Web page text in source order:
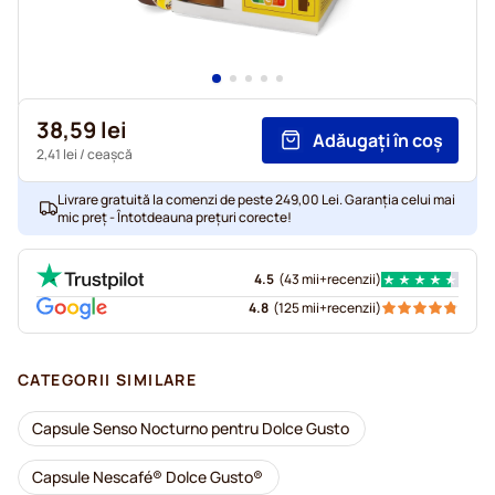
38,59 lei
2,41 lei / ceașcă
Adăugați în coș
Livrare gratuită la comenzi de peste 249,00 Lei. Garanția celui mai
mic preț - Întotdeauna prețuri corecte!
4.5 (43 mii+recenzii)
4.8 (125 mii+recenzii)
CATEGORII SIMILARE
Capsule Senso Nocturno pentru Dolce Gusto
Capsule Nescafé® Dolce Gusto®